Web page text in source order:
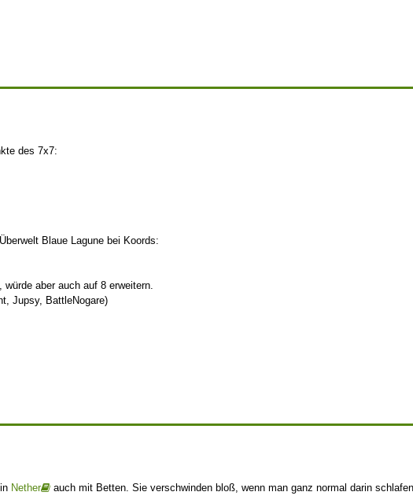
des 7x7:
Blaue Lagune bei Koords:
aber auch auf 8 erweitern.
Jupsy, BattleNogare)
Nether
auch mit Betten. Sie verschwinden bloß, wenn man ganz normal darin